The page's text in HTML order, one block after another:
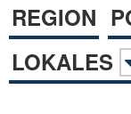
REGION
LOKALES